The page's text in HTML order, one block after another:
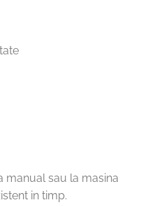
manual sau la masina
in timp.